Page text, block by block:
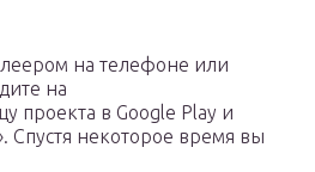
на телефоне или
на
проекта в Google Play и
Спустя некоторое время вы